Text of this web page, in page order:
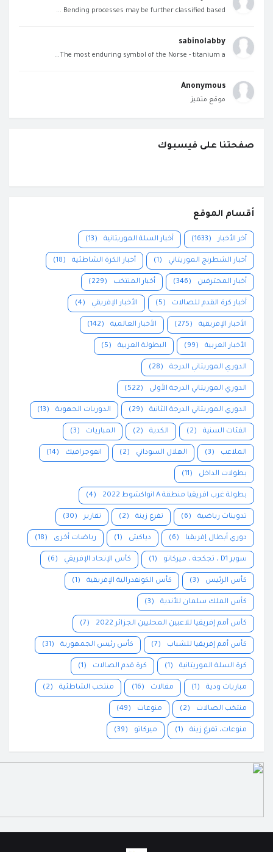
Bending processes may be further classified based ...
sabinolabby
The most enduring symbol of the Norse - titanium a...
Anonymous
موقع متميز
صفحتنا على فيسبوك
أقسام الموقع
آخر الأخبار (1633) أخبار السلة الموريتانية (13)
أخبار الشطرنج الموريتاني (1) أخبار الكرة الشاطئية (18)
أخبار المحترفين (346) أخبار المنتخب (229)
أخبار كرة القدم للصالات (5) الأخبار الإفريقي (4)
الأخبار الإفريقية (275) الأخبار العالمية (142)
الأخبار العربية (99) البطولة العربية (5)
الدوري الموريتاني الدرجة (28)
الدوري الموريتاني الدرجة الأولى (522)
الدوري الموريتاني الدرجة الثانية (29) الدوريات الجهوية (13)
الفئات السنية (2) الكدية (2) المباريات (3)
الملاعب (3) الهلال السوداني (2) انفوجرافيك (14)
بطولات الداخل (11)
بطولة غرب افريقيا منطقة A انواكشوط 2022 (4)
تدوينات رياضية (6) تفرغ زينة (2) تقارير (30)
دوري أبطال إفريقيا (6) دياكيتى (1) رياضات أخرى (18)
سوبر D1 ، تجكجة ، ميركاتو (1) كأس الإتحاد الإفريقي (6)
كأس الرئيس (3) كأس الكونفدرالية الإفريقية (1)
كأس الملك سلمان للأندية (3)
كأس أمم إفريقيا للاعبين المحليين الجزائر 2022 (7)
كأس أمم إفريقيا للشباب (7) كأس رئيس الجمهورية (31)
كرة السلة الموريتانية (1) كرة قدم الصالات (1)
مباريات ودية (1) مقالات (16) منتخب الشاطئية (2)
منتخب الصالات (2) منوعات (49)
منوعات، تفرغ زينة (1) ميركاتو (39)